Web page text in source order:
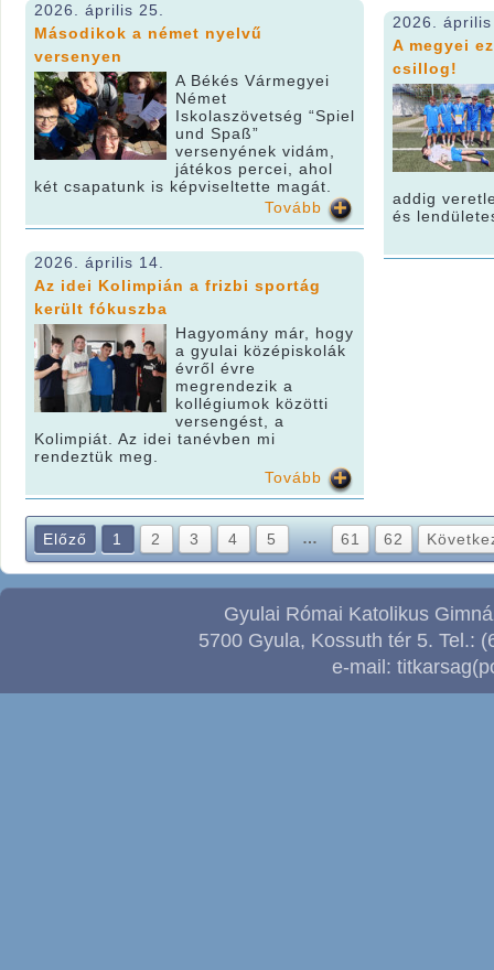
2026. április 25.
Másodikok a német nyelvű
versenyen
A Békés Vármegyei
Német
Iskolaszövetség “Spiel
und Spaß”
versenyének vidám,
játékos percei, ahol
két csapatunk is képviseltette magát.
Tovább
2026. április 14.
Az idei Kolimpián a frizbi sportág
került fókuszba
Hagyomány már, hogy
a gyulai középiskolák
évről évre
megrendezik a
kollégiumok közötti
versengést, a
Kolimpiát. Az idei tanévben mi
rendeztük meg.
Tovább
2026.
A megyei
csillog!
addig
és
Előző 1 2 3 4 5 … 61 62
Gyulai Római Katolikus
5700 Gyula, Kossuth tér 5. Tel.:
e-mail: